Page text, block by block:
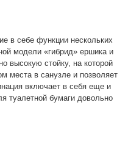
в себе функции нескольких
модели «гибрид» ершика и
высокую стойку, на которой
места в санузле и позволяет
включает в себя еще и
туалетной бумаги довольно